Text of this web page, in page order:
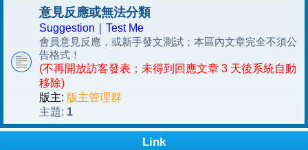
意見反應或無法分類
Suggestion｜Test Me
會員意見反應，或新手發文測試；本區內文章完全不須公
告格式！
(不再開放訪客發表；未得到回應文章 3 天後系統自動
移除)
版主: 版主管理群
主題: 1
Link